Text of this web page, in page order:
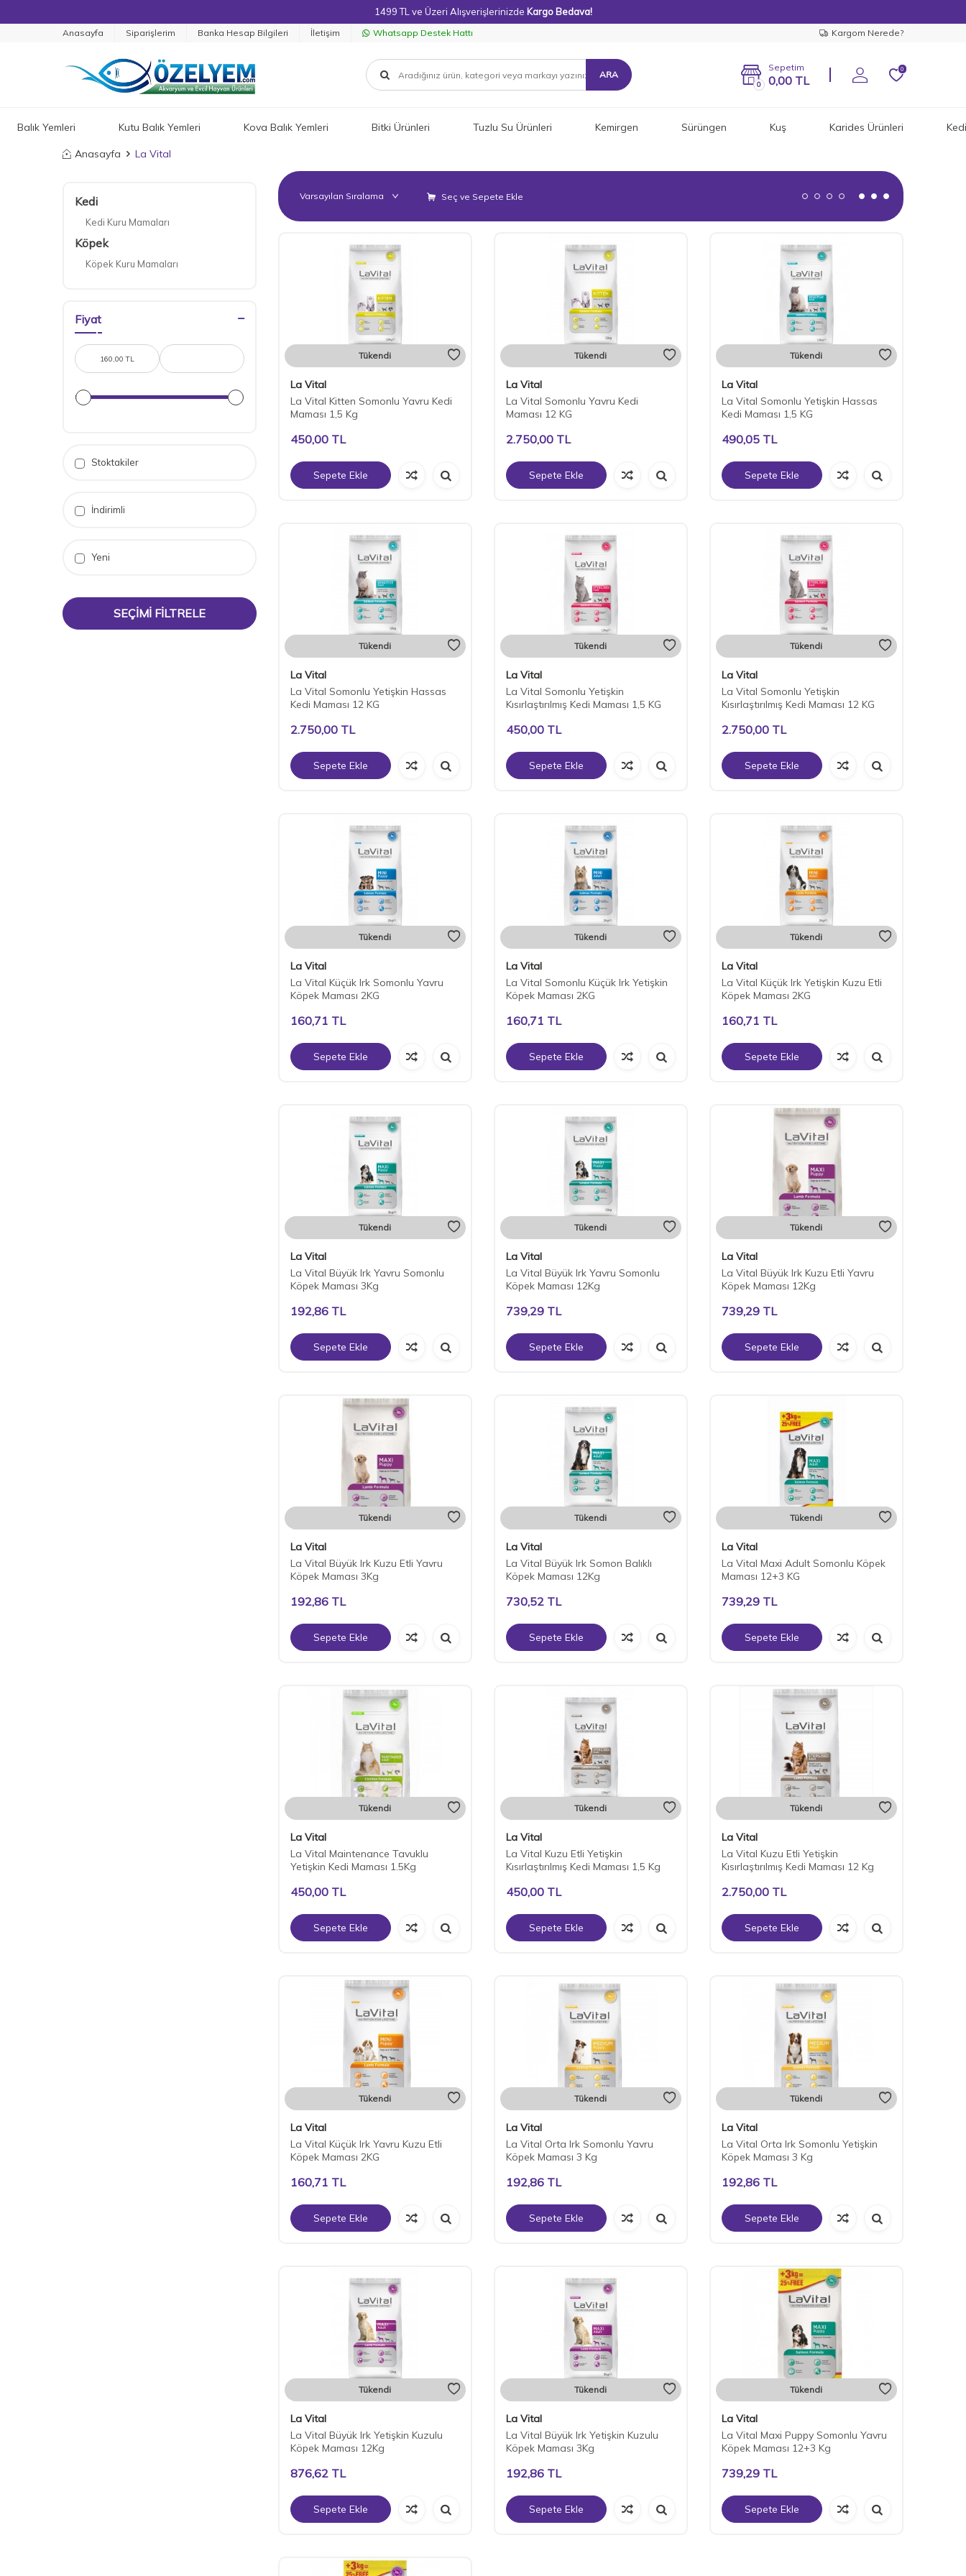
1499 TL ve Üzeri Alışverişlerinizde Kargo Bedava!
Anasayfa Siparişlerim Banka Hesap Bilgileri İletişim Whatsapp Destek Hattı Kargom Nerede?
ARA
0
Sepetim
0,00 TL
0
Balık Yemleri Kutu Balık Yemleri Kova Balık Yemleri Bitki Ürünleri Tuzlu Su Ürünleri Kemirgen Sürüngen Kuş Karides Ürünleri Kedi
Anasayfa La Vital
Kedi
Kedi Kuru Mamaları
Köpek
Köpek Kuru Mamaları
Fiyat
Stoktakiler
İndirimli
Yeni
SEÇIMI FILTRELE
Seç ve Sepete Ekle
Tükendi
La Vital
La Vital Kitten Somonlu Yavru Kedi
Maması 1,5 Kg
450,00 TL
Sepete Ekle
Tükendi
La Vital
La Vital Somonlu Yavru Kedi
Maması 12 KG
2.750,00TL
Sepete Ekle
Tükendi
La Vital
La Vital Somonlu Yetişkin Hassas
Kedi Maması 1,5 KG
490,05TL
Sepete Ekle
Tükendi
La Vital
La Vital Somonlu Yetişkin Hassas
Kedi Maması 12 KG
2.750,00 TL
Sepete Ekle
Tükendi
La Vital
La Vital Somonlu Yetişkin
Kısırlaştırılmış Kedi Maması 1,5 KG
450,00TL
Sepete Ekle
Tükendi
La Vital
La Vital Somonlu Yetişkin
Kısırlaştırılmış Kedi Maması 12 KG
2.750,00TL
Sepete Ekle
Tükendi
La Vital
La Vital Küçük Irk Somonlu Yavru
Köpek Maması 2KG
160,71 TL
Sepete Ekle
Tükendi
La Vital
La Vital Somonlu Küçük Irk Yetişkin
Köpek Maması 2KG
160,71 TL
Sepete Ekle
Tükendi
La Vital
La Vital Küçük Irk Yetişkin Kuzu Etli
Köpek Maması 2KG
160,71 TL
Sepete Ekle
Tükendi
La Vital
La Vital Büyük Irk Yavru Somonlu
Köpek Maması 3Kg
192,86 TL
Sepete Ekle
Tükendi
La Vital
La Vital Büyük Irk Yavru Somonlu
Köpek Maması 12Kg
739,29TL
Sepete Ekle
Tükendi
La Vital
La Vital Büyük Irk Kuzu Etli Yavru
Köpek Maması 12Kg
739,29TL
Sepete Ekle
Tükendi
La Vital
La Vital Büyük Irk Kuzu Etli Yavru
Köpek Maması 3Kg
192,86 TL
Sepete Ekle
Tükendi
La Vital
La Vital Büyük Irk Somon Balıklı
Köpek Maması 12Kg
730,52TL
Sepete Ekle
Tükendi
La Vital
La Vital Maxi Adult Somonlu Köpek
Maması 12+3 KG
739,29TL
Sepete Ekle
Tükendi
La Vital
La Vital Maintenance Tavuklu
Yetişkin Kedi Maması 1.5Kg
450,00 TL
Sepete Ekle
Tükendi
La Vital
La Vital Kuzu Etli Yetişkin
Kısırlaştırılmış Kedi Maması 1,5 Kg
450,00TL
Sepete Ekle
Tükendi
La Vital
La Vital Kuzu Etli Yetişkin
Kısırlaştırılmış Kedi Maması 12 Kg
2.750,00TL
Sepete Ekle
Tükendi
La Vital
La Vital Küçük Irk Yavru Kuzu Etli
Köpek Maması 2KG
160,71 TL
Sepete Ekle
Tükendi
La Vital
La Vital Orta Irk Somonlu Yavru
Köpek Maması 3 Kg
192,86TL
Sepete Ekle
Tükendi
La Vital
La Vital Orta Irk Somonlu Yetişkin
Köpek Maması 3 Kg
192,86TL
Sepete Ekle
Tükendi
La Vital
La Vital Büyük Irk Yetişkin Kuzulu
Köpek Maması 12Kg
876,62 TL
Sepete Ekle
Tükendi
La Vital
La Vital Büyük Irk Yetişkin Kuzulu
Köpek Maması 3Kg
192,86TL
Sepete Ekle
Tükendi
La Vital
La Vital Maxi Puppy Somonlu Yavru
Köpek Maması 12+3 Kg
739,29TL
Sepete Ekle